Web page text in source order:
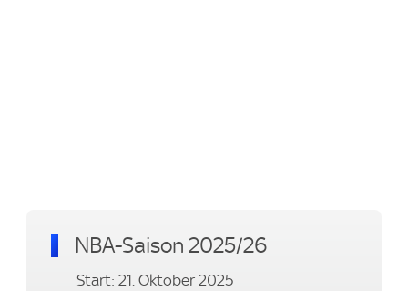
NBA-Saison 2025/26
Start: 21. Oktober 2025